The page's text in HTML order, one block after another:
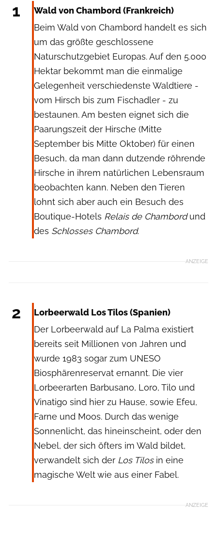
1
Wald von Chambord (Frankreich)
Beim Wald von Chambord handelt es sich
um das größte geschlossene
Naturschutzgebiet Europas. Auf den 5.000
Hektar bekommt man die einmalige
Gelegenheit verschiedenste Waldtiere -
vom Hirsch bis zum Fischadler - zu
bestaunen. Am besten eignet sich die
Paarungszeit der Hirsche (Mitte
September bis Mitte Oktober) für einen
Besuch, da man dann dutzende röhrende
Hirsche in ihrem natürlichen Lebensraum
beobachten kann. Neben den Tieren
lohnt sich aber auch ein Besuch des
Boutique-Hotels Relais de Chambordund
des Schlosses Chambord.
ANZEIGE
2
Lorbeerwald Los Tilos (Spanien)
Der Lorbeerwald auf La Palma existiert
bereits seit Millionen von Jahren und
wurde 1983 sogar zum UNESO
Biosphärenreservat ernannt. Die vier
Lorbeerarten Barbusano, Loro, Tilo und
Vinatigo sind hier zu Hause, sowie Efeu,
Farne und Moos. Durch das wenige
Sonnenlicht, das hineinscheint, oder den
Nebel, der sich öfters im Wald bildet,
verwandelt sich der Los Tilosin eine
magische Welt wie aus einer Fabel.
ANZEIGE